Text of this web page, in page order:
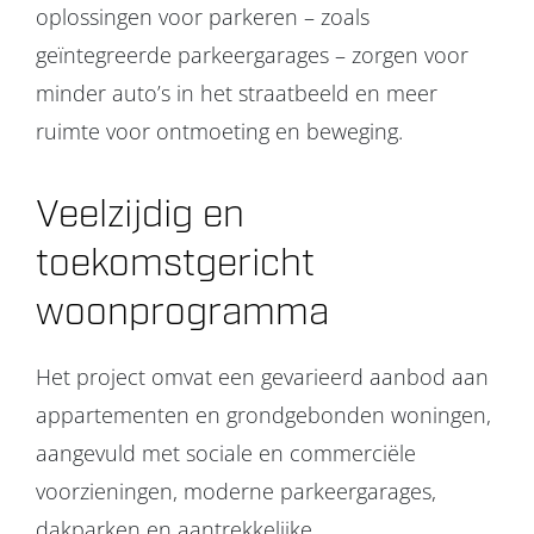
oplossingen voor parkeren – zoals
geïntegreerde parkeergarages – zorgen voor
minder auto’s in het straatbeeld en meer
ruimte voor ontmoeting en beweging.
Veelzijdig en
toekomstgericht
woonprogramma
Het project omvat een gevarieerd aanbod aan
appartementen en grondgebonden woningen,
aangevuld met sociale en commerciële
voorzieningen, moderne parkeergarages,